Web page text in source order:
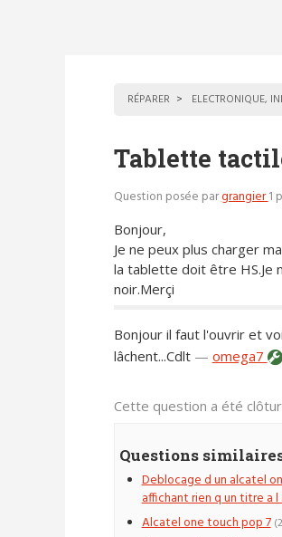
RÉPARER ELECTRONIQUE,
Tablette
Question posée pargrangier1
Bonjour,
Je ne peux plus charger
la tablette doit être HS.Je
noir.Merçi
Bonjour il faut l'ouvrir et
lâchent...Cdlt — omega7
Cette question a été
Questions
Deblocage d un alcatel
affichant rien q un titre a l
Alcatel one touch pop 7